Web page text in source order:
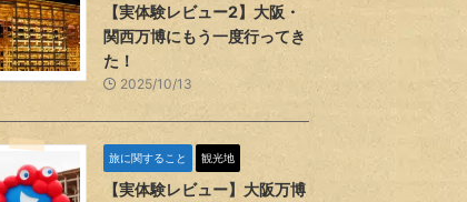
【実体験レビュー2】大阪・
関西万博にもう一度行ってき
た！
2025/10/13
旅に関すること 観光地
【実体験レビュー】大阪万博